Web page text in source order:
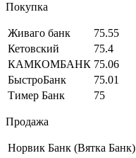
Покупка
Живаго банк
75.55
Кетовский
75.4
КАМКОМБАНК 75.06
БыстроБанк
75.01
Тимер Банк
75
Продажа
Норвик Банк (Вятка Банк)